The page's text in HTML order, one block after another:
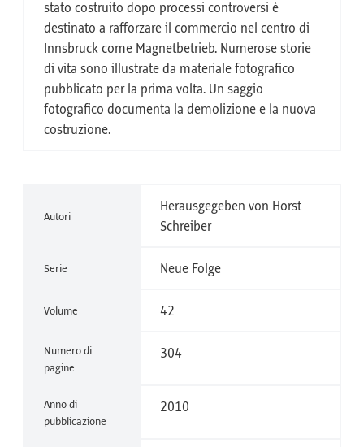
stato costruito dopo processi controversi è
destinato a rafforzare il commercio nel centro di
Innsbruck come Magnetbetrieb. Numerose storie
di vita sono illustrate da materiale fotografico
pubblicato per la prima volta. Un saggio
fotografico documenta la demolizione e la nuova
costruzione.
Autori
Herausgegeben von Horst
Schreiber
Serie Neue Folge
Volume 42
Numero di
pagine
304
Anno di
pubblicazione
2010